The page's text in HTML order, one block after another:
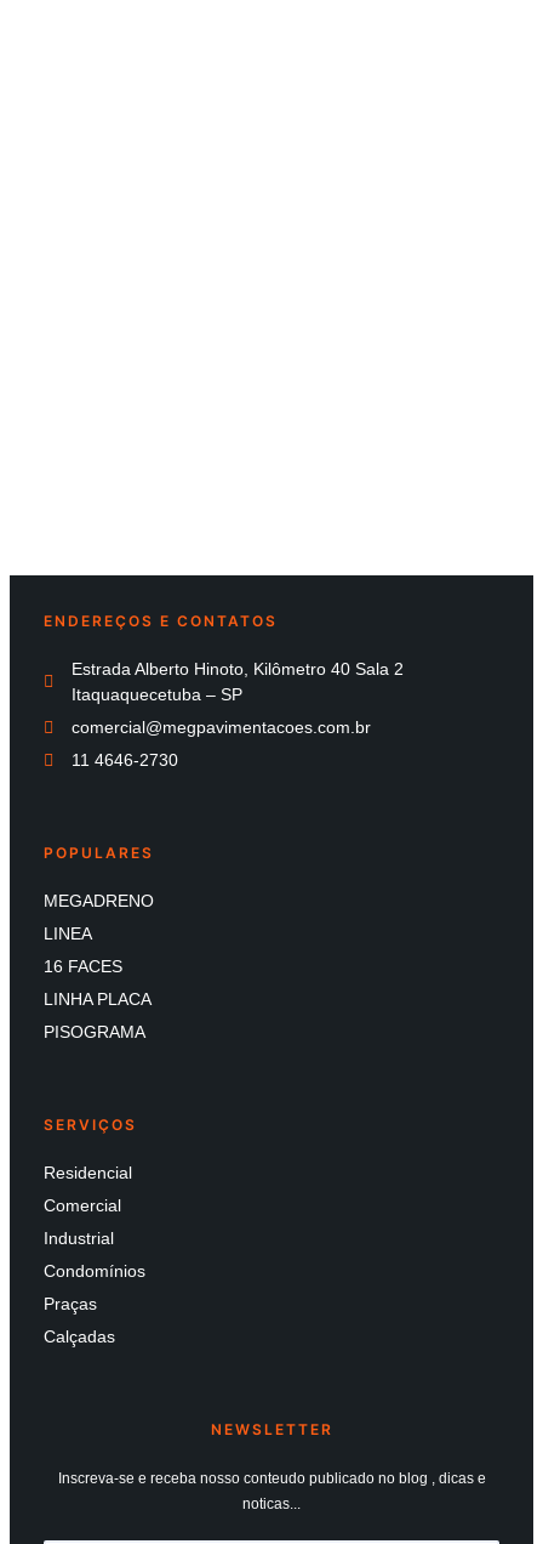
ENDEREÇOS E CONTATOS
Estrada Alberto Hinoto, Kilômetro 40 Sala 2
Itaquaquecetuba – SP
comercial@megpavimentacoes.com.br
11 4646-2730
POPULARES
MEGADRENO
LINEA
16 FACES
LINHA PLACA
PISOGRAMA
SERVIÇOS
Residencial
Comercial
Industrial
Condomínios
Praças
Calçadas
NEWSLETTER
Inscreva-se e receba nosso conteudo publicado no blog , dicas e
noticas...